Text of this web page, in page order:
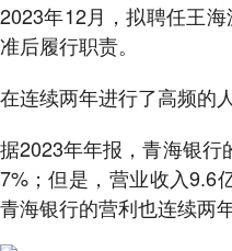
2023年12月，拟聘任王
准后履行职责。
在连续两年进行了高频的
据2023年年报，青海银
7%；但是，营业收入9.6
青海银行的营利也连续两